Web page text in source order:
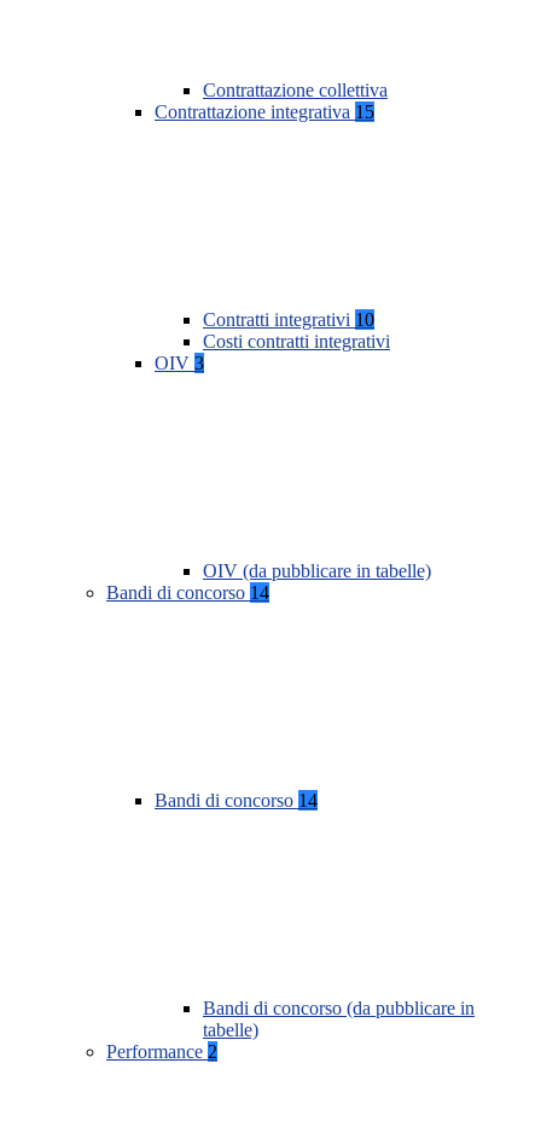
Contrattazione collettiva
Contrattazione integrativa 15
Contratti integrativi 10
Costi contratti integrativi
OIV 3
OIV (da pubblicare in tabelle)
Bandi di concorso 14
Bandi di concorso 14
Bandi di concorso (da pubblicare in
tabelle)
Performance 2